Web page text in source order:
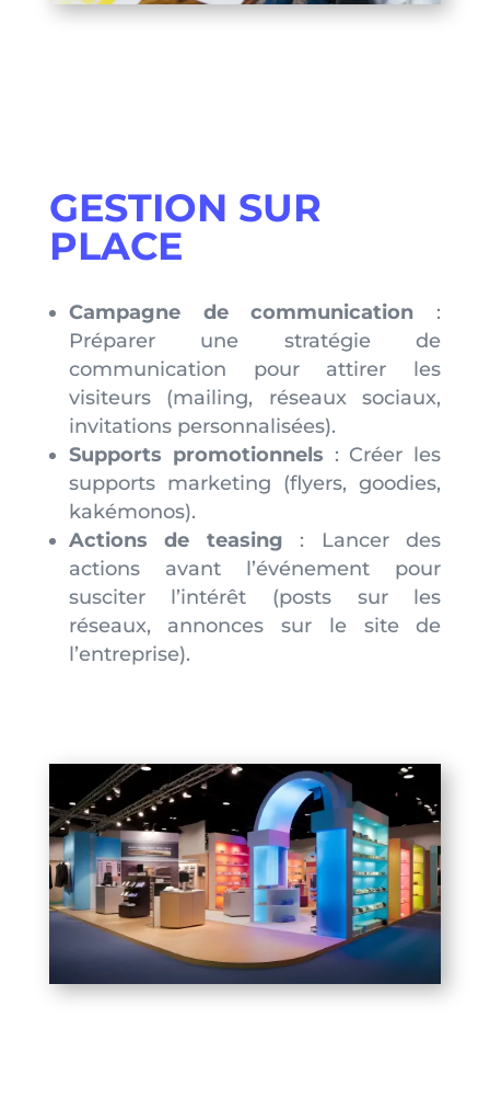
GESTION SUR
PLACE
Campagne de communication :
Préparer une stratégie de
communication pour attirer les
visiteurs (mailing, réseaux sociaux,
invitations personnalisées).
Supports promotionnels : Créer les
supports marketing (flyers, goodies,
kakémonos).
Actions de teasing : Lancer des
actions avant l’événement pour
susciter l’intérêt (posts sur les
réseaux, annonces sur le site de
l’entreprise).